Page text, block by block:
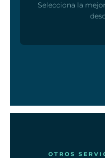
Selecciona la
OTROS